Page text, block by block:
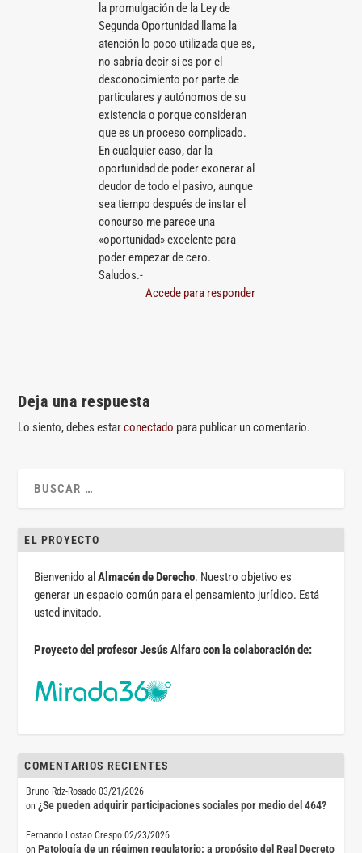
la promulgación de la Ley de
Segunda Oportunidad llama la
atención lo poco utilizada que es,
no sabría decir si es por el
desconocimiento por parte de
particulares y autónomos de su
existencia o porque consideran
que es un proceso complicado.
En cualquier caso, dar la
oportunidad de poder exonerar al
deudor de todo el pasivo, aunque
sea tiempo después de instar el
concurso me parece una
«oportunidad» excelente para
poder empezar de cero.
Saludos.-
Accede para responder
Deja una respuesta
Lo siento, debes estarconectado para publicar un comentario.
EL PROYECTO
Bienvenido alAlmacén de Derecho. Nuestro objetivo es
generar un espacio común para el pensamiento jurídico. Está
usted invitado.
Proyecto del profesor Jesús Alfaro con la colaboración de:
COMENTARIOS RECIENTES
Bruno Rdz-Rosado 03/21/2026
on¿Se pueden adquirir participaciones sociales por medio del 464?
Fernando Lostao Crespo 02/23/2026
on Patología de un régimen regulatorio: a propósito del Real Decreto